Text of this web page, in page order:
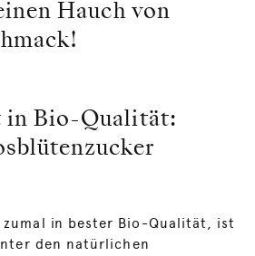
Hauch von
in Bio-Qualität:
zumal in bester Bio-Qualität, ist
den natürlichen